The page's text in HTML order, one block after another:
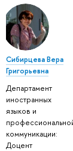
Сибирцева Вера
Григорьевна
Департамент
иностранных
языков и
коммуникации:
Доцент